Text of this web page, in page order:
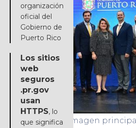
organización
oficial del
Gobierno de
Puerto Rico
Los sitios
web
seguros
.pr.gov
usan
HTTPS, lo
que significa
Haga click en la imagen